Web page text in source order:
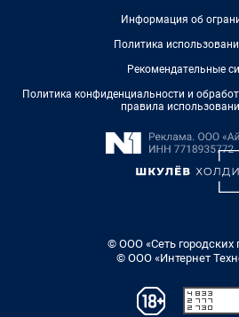
Информация об
Политика
Рекомендательные
Политика конфиденциальности и
правила
© ООО «Сеть городских
© ООО «Интернет